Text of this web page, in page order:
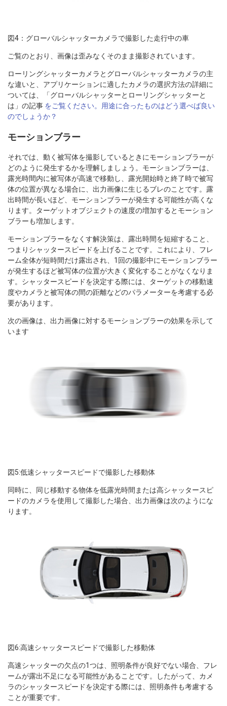
図4：グローバルシャッターカメラで撮影した走行中の車
ご覧のとおり、画像は歪みなくそのまま撮影されています。
ローリングシャッターカメラとグローバルシャッターカメラの主
な違いと、アプリケーションに適したカメラの選択方法の詳細に
ついては、「グローバルシャッターとローリングシャッターと
は」の記事 をご覧ください。用途に合ったものはどう選べば良い
のでしょうか？
モーションブラー
それでは、動く被写体を撮影しているときにモーションブラーが
どのように発生するかを理解しましょう。モーションブラーは、
露光時間内に被写体が高速で移動し、露光開始時と終了時で被写
体の位置が異なる場合に、出力画像に生じるブレのことです。露
出時間が長いほど、モーションブラーが発生する可能性が高くな
ります。ターゲットオブジェクトの速度の増加するとモーション
ブラーも増加します。
モーションブラーをなくす解決策は、露出時間を短縮すること、
つまりシャッタースピードを上げることです。これにより、フレ
ーム全体が短時間だけ露出され、1回の撮影中にモーションブラー
が発生するほど被写体の位置が大きく変化することがなくなりま
す。シャッタースピードを決定する際には、ターゲットの移動速
度やカメラと被写体の間の距離などのパラメーターを考慮する必
要があります。
次の画像は、出力画像に対するモーションブラーの効果を示して
います
図5:低速シャッタースピードで撮影した移動体
同時に、同じ移動する物体を低露光時間または高シャッタースピ
ードのカメラを使用して撮影した場合、出力画像は次のようにな
ります。
図6:高速シャッタースピードで撮影した移動体
高速シャッターの欠点の1つは、照明条件が良好でない場合、フレ
ームが露出不足になる可能性があることです。したがって、カメ
ラのシャッタースピードを決定する際には、照明条件も考慮する
ことが重要です。